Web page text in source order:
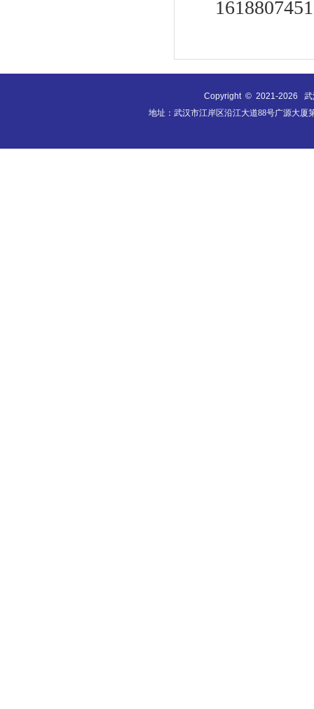
Copyright © 2021-2026
武
地址：武汉市江岸区沿江大道88号广源大